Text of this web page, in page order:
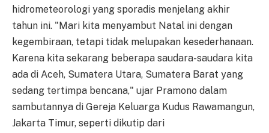
hidrometeorologi yang sporadis menjelang akhir
tahun ini. "Mari kita menyambut Natal ini dengan
kegembiraan, tetapi tidak melupakan kesederhanaan.
Karena kita sekarang beberapa saudara-saudara kita
ada di Aceh, Sumatera Utara, Sumatera Barat yang
sedang tertimpa bencana," ujar Pramono dalam
sambutannya di Gereja Keluarga Kudus Rawamangun,
Jakarta Timur, seperti dikutip dari